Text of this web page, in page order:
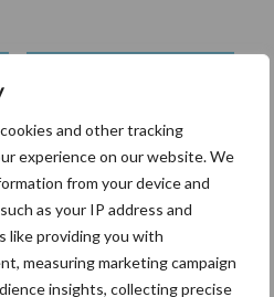
and other tracking
experience on our website. We
from your device and
as your IP address and
like providing you with
measuring marketing campaign
insights, collecting precise
meer